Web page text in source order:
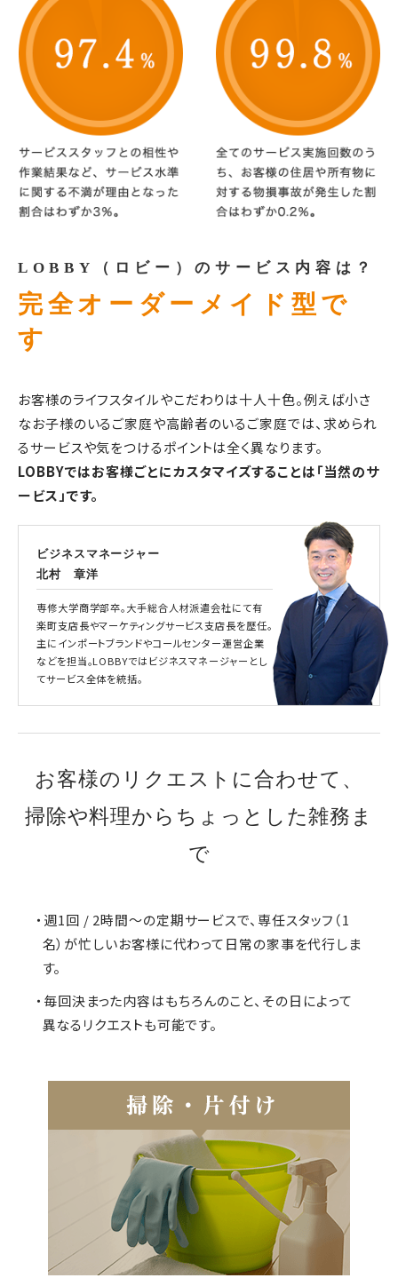
LOBBY（ロビー）のサービス内容は？
完全オーダーメイド型で
す
お客様のライフスタイルやこだわりは十人十色。例えば小さ
なお子様のいるご家庭や高齢者のいるご家庭では、求められ
るサービスや気をつけるポイントは全く異なります。
LOBBYではお客様ごとにカスタマイズすることは「当然のサ
ービス」です。
ビジネスマネージャー
北村 章洋
専修大学商学部卒。大手総合人材派遣会社にて有
楽町支店長やマーケティングサービス支店長を歴任。
主にインポートブランドやコールセンター運営企業
などを担当。LOBBYではビジネスマネージャーとし
てサービス全体を統括。
お客様のリクエストに合わせて、
掃除や料理からちょっとした雑務ま
で
・週1回 / 2時間～の定期サービスで、専任スタッフ（1
名）が忙しいお客様に代わって日常の家事を代行しま
す。
・毎回決まった内容はもちろんのこと、その日によって
異なるリクエストも可能です。